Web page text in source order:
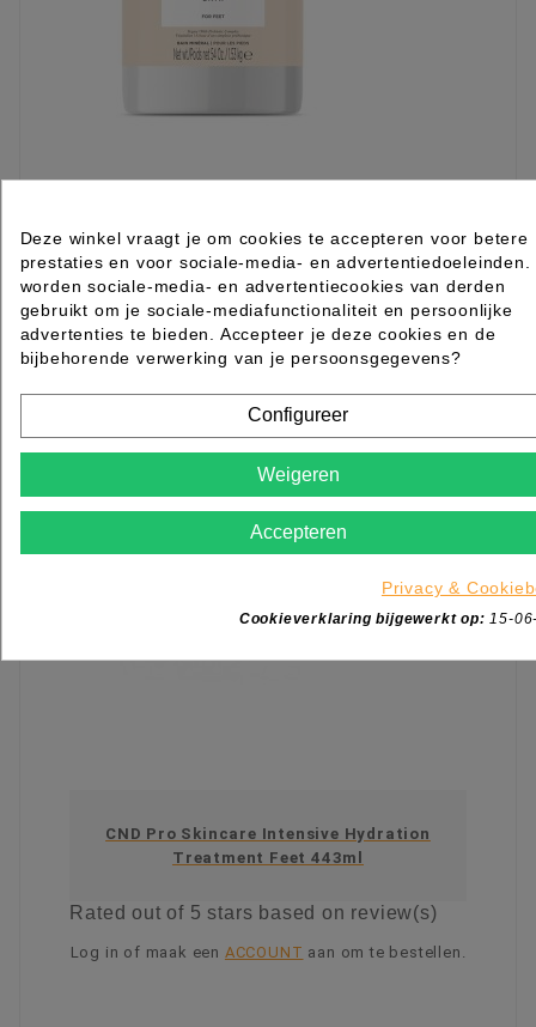
Ratedout of 5 stars based onreview(s)
Log in of maak eenACCOUNTaan om te bestellen.
KIES OPTIE
CND Pro Skincare Intensive Hydration
Treatment Feet 443ml
Ratedout of 5 stars based on review(s)
Log in of maak een ACCOUNT aan om te bestellen.
Deze winkel vraagt je om cookies te accepteren voor betere
prestaties en voor sociale-media- en advertentiedoeleinden.
worden sociale-media- en advertentiecookies van derden
gebruikt om je sociale-mediafunctionaliteit en persoonlijke
advertenties te bieden. Accepteer je deze cookies en de
bijbehorende verwerking van je persoonsgegevens?
Configureer
Weigeren
Accepteren
Privacy &
Cookieverklaring bijgewerkt op: 15-